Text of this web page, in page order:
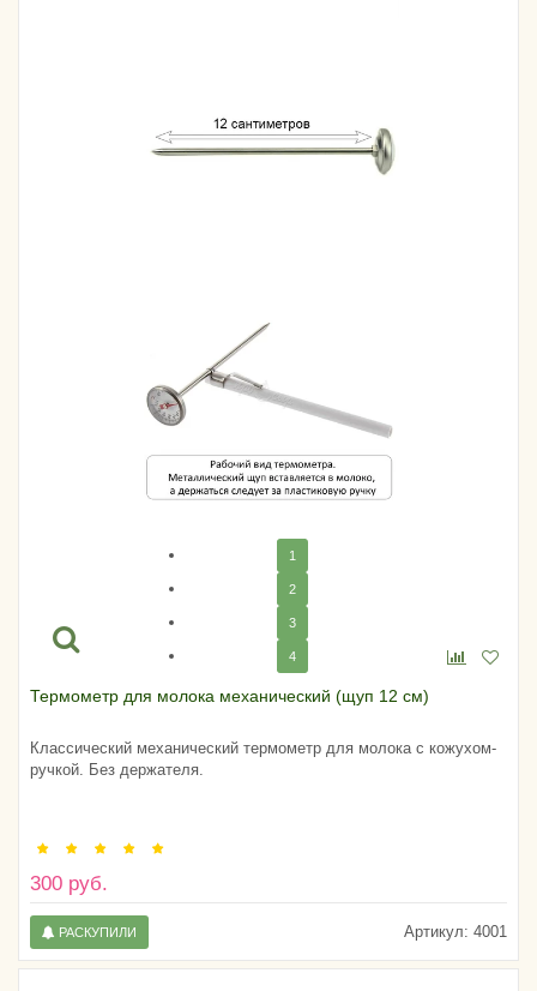
1
2
3
4
Термометр для молока механический (щуп 12 см)
Классический механический термометр для молока с кожухом-
ручкой. Без держателя.
300 руб.
Артикул: 4001
РАСКУПИЛИ